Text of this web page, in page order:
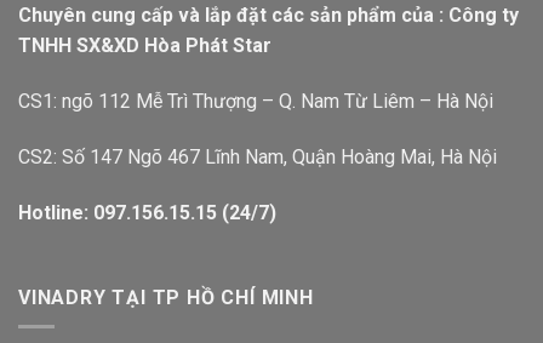
Chuyên cung cấp và lắp đặt các sản phẩm của : Công ty
TNHH SX&XD Hòa Phát Star
CS1: ngõ 112 Mễ Trì Thượng – Q. Nam Từ Liêm – Hà Nội
CS2: Số 147 Ngõ 467 Lĩnh Nam, Quận Hoàng Mai, Hà Nội
Hotline: 097.156.15.15 (24/7)
VINADRY TẠI TP HỒ CHÍ MINH